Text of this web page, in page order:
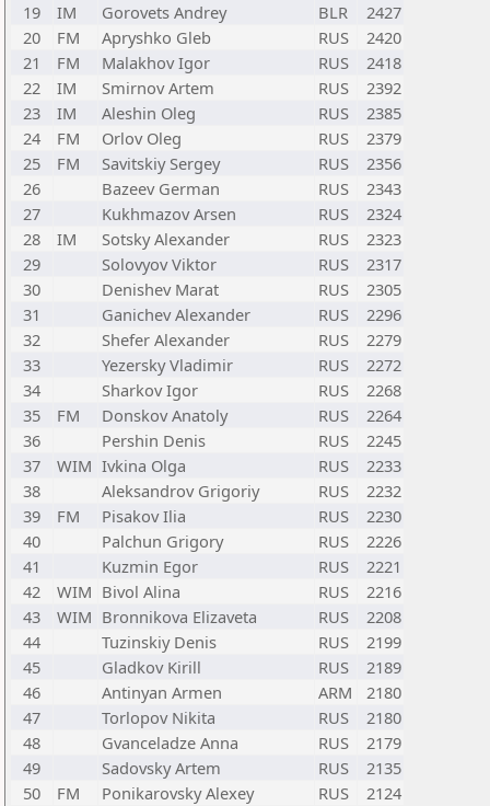
19
IM Gorovets Andrey BLR
2427
20
FM Apryshko Gleb RUS
2420
21
FM Malakhov Igor RUS
2418
22
IM Smirnov Artem RUS
2392
23
IM Aleshin Oleg RUS
2385
24
FM Orlov Oleg RUS
2379
25
FM Savitskiy Sergey RUS
2356
26
Bazeev German RUS
2343
27
Kukhmazov Arsen RUS
2324
28
IM Sotsky Alexander RUS
2323
29
Solovyov Viktor RUS
2317
30
Denishev Marat RUS
2305
31
Ganichev Alexander RUS
2296
32
Shefer Alexander RUS
2279
33
Yezersky Vladimir RUS
2272
34
Sharkov Igor RUS
2268
35
FM Donskov Anatoly RUS
2264
36
Pershin Denis RUS
2245
37
WIM Ivkina Olga RUS
2233
38
Aleksandrov Grigoriy RUS
2232
39
FM Pisakov Ilia RUS
2230
40
Palchun Grigory RUS
2226
41
Kuzmin Egor RUS
2221
42
WIM Bivol Alina RUS
2216
43
WIM Bronnikova Elizaveta RUS
2208
44
Tuzinskiy Denis RUS
2199
45
Gladkov Kirill RUS
2189
46
Antinyan Armen ARM
2180
47
Torlopov Nikita RUS
2180
48
Gvanceladze Anna RUS
2179
49
Sadovsky Artem RUS
2135
50
FM Ponikarovsky Alexey RUS
2124